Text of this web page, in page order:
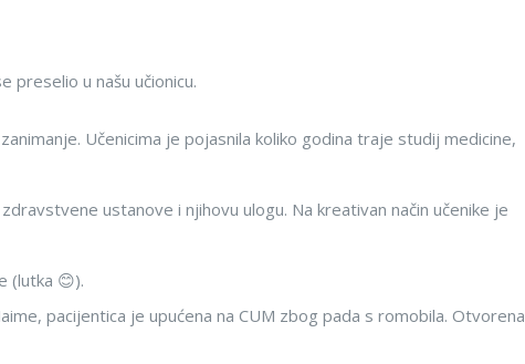
preselio u našu učionicu.
Učenicima je pojasnila koliko godina traje studij medicine,
ustanove i njihovu ulogu. Na kreativan način učenike je
(lutka 😊).
pacijentica je upućena na CUM zbog pada s romobila. Otvorena